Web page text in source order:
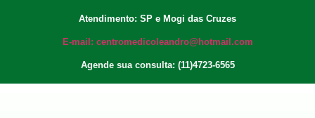
Atendimento: SP e Mogi das Cruzes
E-mail: centromedicoleandro@hotmail.com
Agende sua consulta: (11)4723-6565